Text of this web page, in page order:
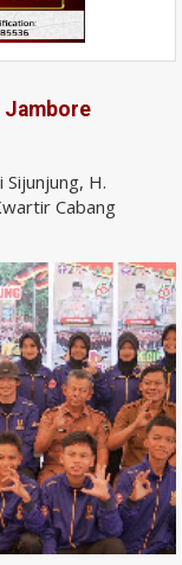
Jambore
Sijunjung, H.
Cabang